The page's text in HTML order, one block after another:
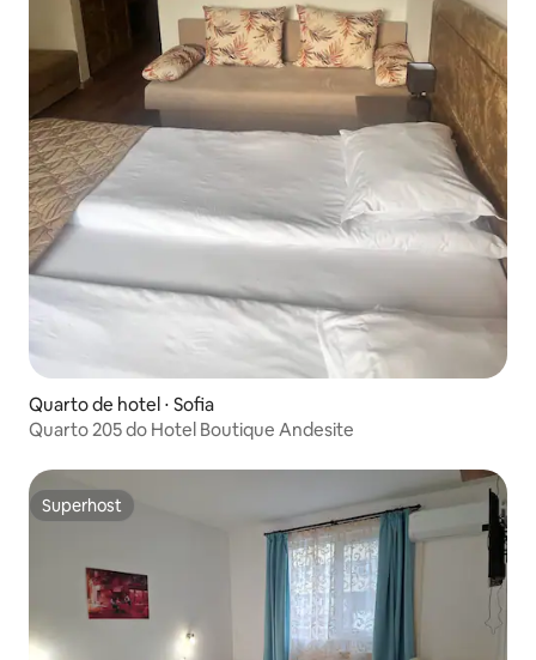
Quarto de hotel ⋅ Sofia
Quarto 205 do Hotel Boutique Andesite
Superhost
Superhost